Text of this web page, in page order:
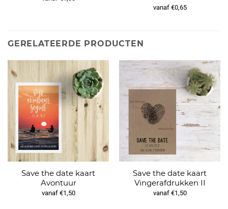
vanaf €0,65
GERELATEERDE PRODUCTEN
Save the date kaart
Avontuur
vanaf €1,50
Save the date kaart
Vingerafdrukken II
vanaf €1,50